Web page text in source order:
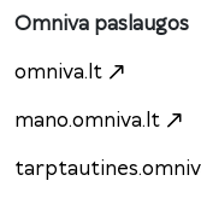
Omniva paslaugos
omniva.lt
mano.omniva.lt